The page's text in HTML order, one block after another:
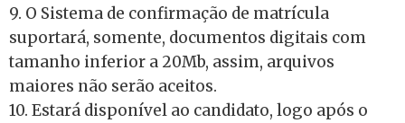
9. O Sistema de confirmação de matrícula
suportará, somente, documentos digitais com
tamanho inferior a 20Mb, assim, arquivos
maiores não serão aceitos.
10. Estará disponível ao candidato, logo após o